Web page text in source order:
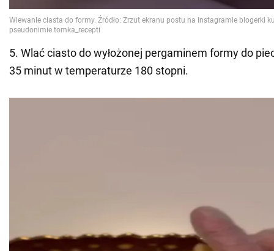
5. Wlać ciasto do wyłożonej pergaminem formy do
35 minut w temperaturze 180 stopni.